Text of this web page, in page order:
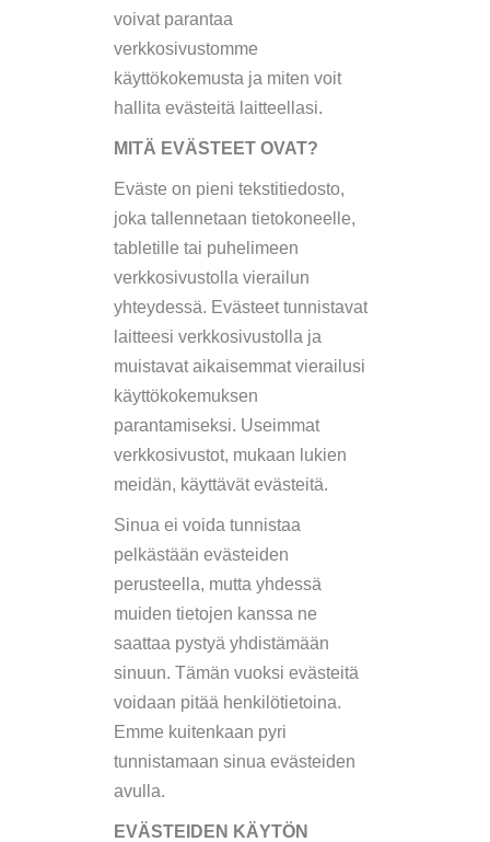
voivat parantaa
verkkosivustomme
käyttökokemusta ja miten voit
hallita evästeitä laitteellasi.
MITÄ EVÄSTEET OVAT?
Eväste on pieni tekstitiedosto,
joka tallennetaan tietokoneelle,
tabletille tai puhelimeen
verkkosivustolla vierailun
yhteydessä. Evästeet tunnistavat
laitteesi verkkosivustolla ja
muistavat aikaisemmat vierailusi
käyttökokemuksen
parantamiseksi. Useimmat
verkkosivustot, mukaan lukien
meidän, käyttävät evästeitä.
Sinua ei voida tunnistaa
pelkästään evästeiden
perusteella, mutta yhdessä
muiden tietojen kanssa ne
saattaa pystyä yhdistämään
sinuun. Tämän vuoksi evästeitä
voidaan pitää henkilötietoina.
Emme kuitenkaan pyri
tunnistamaan sinua evästeiden
avulla.
EVÄSTEIDEN KÄYTÖN